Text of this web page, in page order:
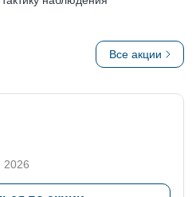
Все акции
2026